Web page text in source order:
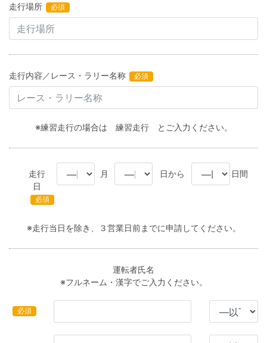
走行場所 必須
走行内容／レース・ラリー名称 必須
※練習走行の場合は 練習走行 とご入力ください。
走行
日
必須
月 日から 日間
※走行当日を除き、３営業日前までに申請してください。
運転者氏名
※フルネーム・漢字でご入力ください。
必須